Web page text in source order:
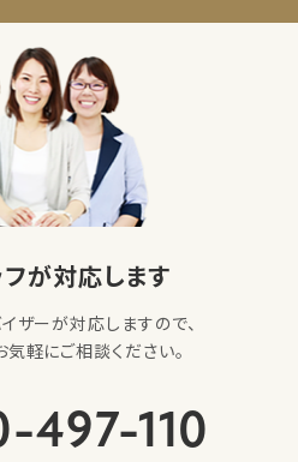
が対応します
ザーが対応しますので、
軽にご相談ください。
497-110